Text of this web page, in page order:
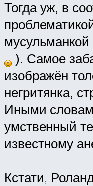
Тогда уж, в
). Самое
изображён
негритянка,
Иными
умственный
известному
Кстати,